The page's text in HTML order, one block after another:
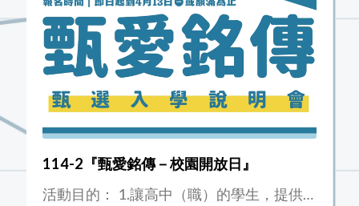
114-2『甄愛銘傳－校園開放日』
活動目的： 1.讓高中（職）的學生，提供…